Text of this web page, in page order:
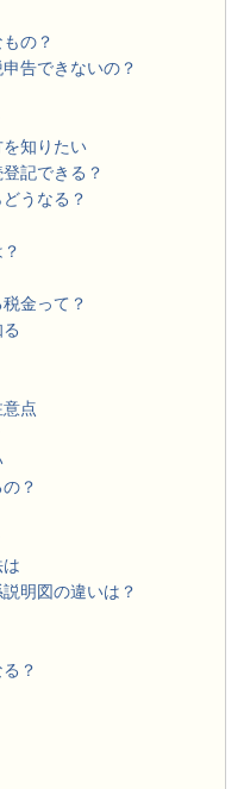
の？
告できないの？
知りたい
記できる？
うなる？
金って？
点
？
明図の違いは？
？